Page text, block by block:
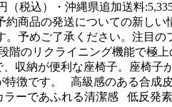
込）・沖縄県追加送料
の発送についての新しい
予めご了承ください。注目
のリクライニング機能で極
収納が便利な座椅子。座椅
徴です。 高級感のある合成
ーであふれる清潔感 低反発